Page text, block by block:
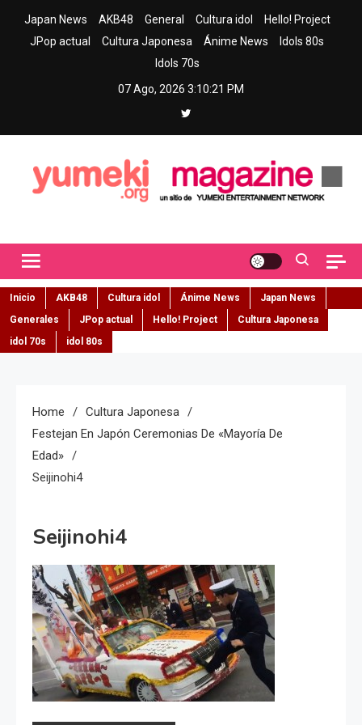
Japan News AKB48 General Cultura idol
Hello! Project
JPop actual
Cultura Japonesa Ánime News
Idols 80s
Idols 70s
07 Ago, 2026 3:10:22 PM
Inicio AKB48 Cultura idol Ánime News
Japan News
Generales
JPop actual Hello! Project
Cultura Japonesa
idol 70s
idol 80s
Home
Cultura Japonesa
Festejan En Japón Ceremonias De «Mayoría De
Edad»
Seijinohi4
Seijinohi4